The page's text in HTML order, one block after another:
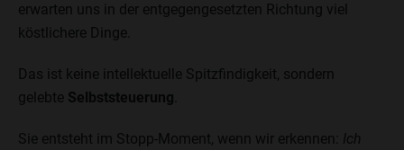
erwarten uns in der entgegengesetzten Richtung viel
köstlichere Dinge.
Das ist keine intellektuelle Spitzfindigkeit, sondern
gelebte Selbststeuerung
Sie entsteht im Stopp-Moment, wenn wir erkennen: Ich